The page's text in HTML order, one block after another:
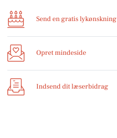
Send en gratis lykønskning
Opret mindeside
Indsend dit læserbidrag